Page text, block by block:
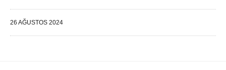
26 AĞUSTOS 2024